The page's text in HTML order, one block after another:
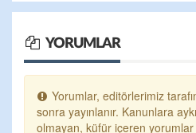
YORUMLAR
Yorumlar, editörlerimiz
sonra yayınlanır. Kanunlara
olmayan, küfür içeren yorumlar